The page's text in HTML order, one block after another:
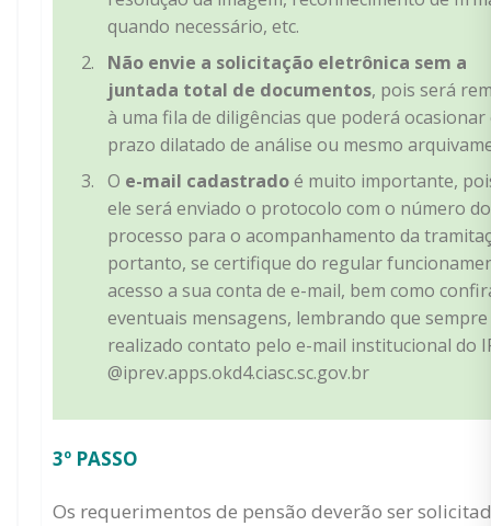
quando necessário, etc.
Não envie a solicitação eletrônica sem a
juntada total de documentos, pois será
à uma fila de diligências que poderá ocasionar
prazo dilatado de análise ou mesmo
O e-mail cadastradoé muito importante,
ele será enviado o protocolo com o número do
processo para o acompanhamento da
portanto, se certifique do regular
acesso a sua conta de e-mail, bem como
eventuais mensagens, lembrando que
realizado contato pelo e-mail institucional do
@iprev.apps.okd4.ciasc.sc.gov.br
3º PASSO
Os requerimentos de pensão deverão ser